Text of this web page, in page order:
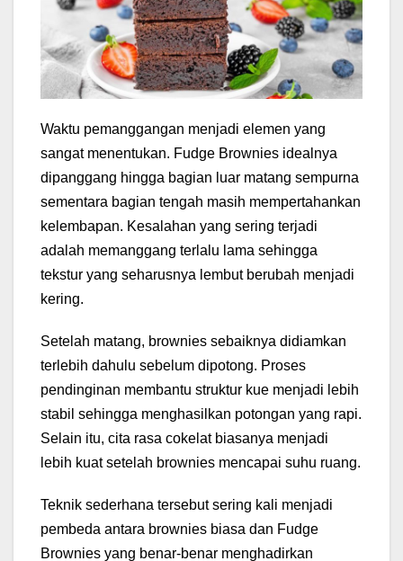
Waktu pemanggangan menjadi elemen yang
sangat menentukan. Fudge Brownies idealnya
dipanggang hingga bagian luar matang sempurna
sementara bagian tengah masih mempertahankan
kelembapan. Kesalahan yang sering terjadi
adalah memanggang terlalu lama sehingga
tekstur yang seharusnya lembut berubah menjadi
kering.
Setelah matang, brownies sebaiknya didiamkan
terlebih dahulu sebelum dipotong. Proses
pendinginan membantu struktur kue menjadi lebih
stabil sehingga menghasilkan potongan yang rapi.
Selain itu, cita rasa cokelat biasanya menjadi
lebih kuat setelah brownies mencapai suhu ruang.
Teknik sederhana tersebut sering kali menjadi
pembeda antara brownies biasa dan Fudge
Brownies yang benar-benar menghadirkan